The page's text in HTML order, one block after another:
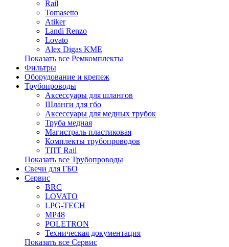
Rail
Tomasetto
Atiker
Landi Renzo
Lovato
Alex Digas KME
Показать все Ремкомплекты
Фильтры
Оборудование и крепеж
Трубопроводы
Аксессуары для шлангов
Шланги для гбо
Аксессуары для медных трубок
Труба медная
Магистраль пластиковая
Комплекты трубопроводов
ТПТ Rail
Показать все Трубопроводы
Свечи для ГБО
Сервис
BRC
LOVATO
LPG-TECH
MP48
POLETRON
Техническая документация
Показать все Сервис